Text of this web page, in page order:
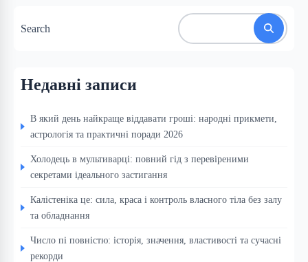
Search
Недавні записи
В який день найкраще віддавати гроші: народні прикмети,
астрологія та практичні поради 2026
Холодець в мультиварці: повний гід з перевіреними
секретами ідеального застигання
Калістеніка це: сила, краса і контроль власного тіла без залу
та обладнання
Число пі повністю: історія, значення, властивості та сучасні
рекорди